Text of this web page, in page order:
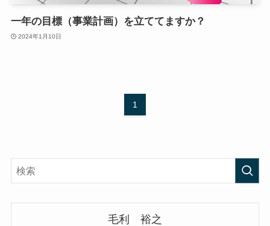
一年の目標（事業計画）を立ててますか？
2024年1月10日
1
毛利 裕之